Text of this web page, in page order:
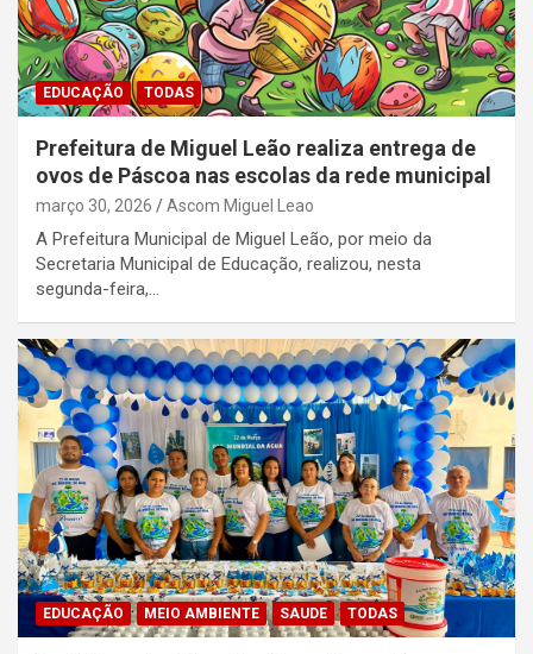
EDUCAÇÃO TODAS
Prefeitura de Miguel Leão realiza entrega de
ovos de Páscoa nas escolas da rede municipal
março 30, 2026 Ascom Miguel Leao
A Prefeitura Municipal de Miguel Leão, por meio da
Secretaria Municipal de Educação, realizou, nesta
segunda-feira,…
EDUCAÇÃO MEIO AMBIENTE SAUDE TODAS